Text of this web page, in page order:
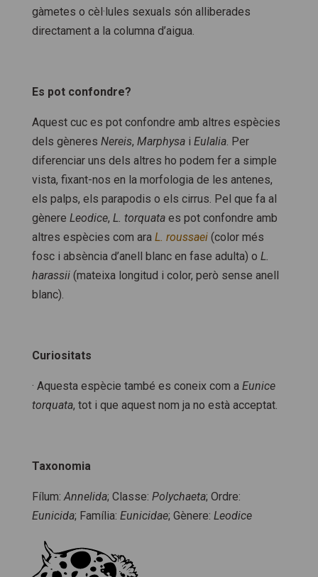
gàmetes o cèl·lules sexuals són alliberades
directament a la columna d’aigua.
Es pot confondre?
Aquest cuc es pot confondre amb altres espècies
dels gèneres Nereis, Marphysai Eulalia. Per
diferenciar uns dels altres ho podem fer a simple
vista, fixant-nos en la morfologia de les antenes,
els palps, els parapodis o els cirrus. Pel que fa al
gènere Leodice, L. torquataes pot confondre amb
altres espècies com ara L. roussaei(color més
fosc i absència d’anell blanc en fase adulta) o L.
harassii (mateixa longitud i color, però sense anell
blanc).
Curiositats
· Aquesta espècie també es coneix com a Eunice
torquata, tot i que aquest nom ja no està acceptat.
Taxonomia
Fílum:Annelida; Classe: Polychaeta; Ordre:
Eunicida; Família: Eunicidae; Gènere: Leodice